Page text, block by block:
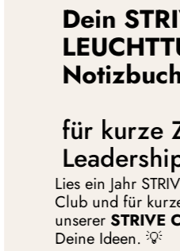
Teil des Problems.
sollen, führen häufig zu
Projekte, ohne dass eines
die Grenzen zwischen
Tools und Technologien
Aufmerksamkeit auf ein
Killer
Dein
für kurze
Lies ein Jahr
Club und für
unserer STRIVE
Deine Ideen. 💡